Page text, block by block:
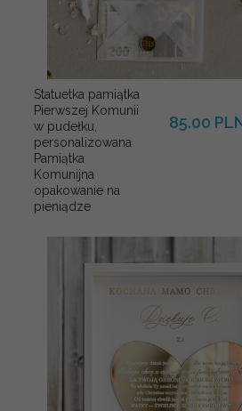
Statuetka pamiątka
Pierwszej Komunii
w pudełku,
personalizowana
Pamiątka
Komunijna
opakowanie na
pieniądze
85.00